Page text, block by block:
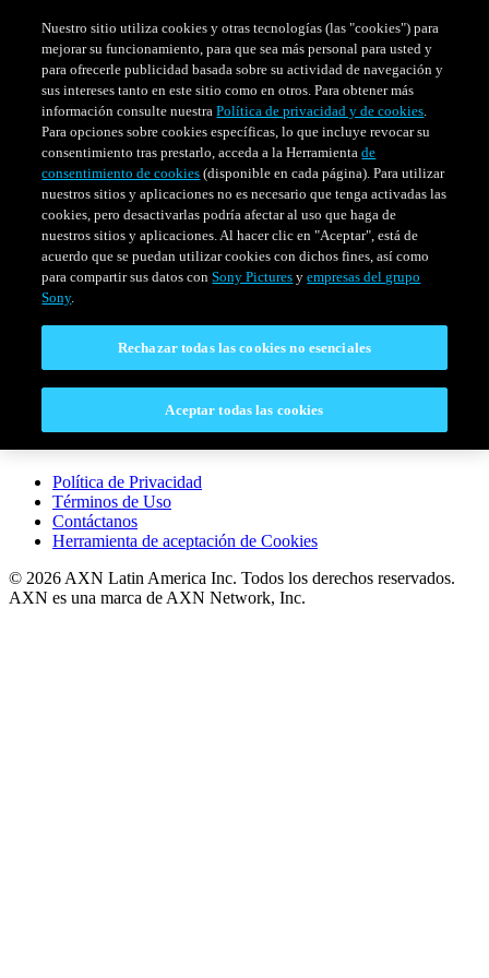
HORARIO EVENTOS ESPECIALES
Venezuela
LEGAL
Política de Privacidad
Términos de Uso
Contáctanos
Herramienta de aceptación de Cookies
© 2026 AXN Latin America Inc. Todos los derechos reservados.
AXN es una marca de AXN Network, Inc.
Nuestro sitio utiliza cookies y otras tecnologías (las "cookies") para
mejorar su funcionamiento, para que sea más personal para usted y
para ofrecerle publicidad basada sobre su actividad de navegación y
sus intereses tanto en este sitio como en otros. Para obtener más
información consulte nuestraPolítica de privacidad y de cookies.
Para opciones sobre cookies específicas, lo que incluye revocar su
consentimiento tras prestarlo, acceda a la Herramientade
consentimiento de cookies (disponible en cada página). Para utilizar
nuestros sitios y aplicaciones no es necesario que tenga activadas las
cookies, pero desactivarlas podría afectar al uso que haga de
nuestros sitios y aplicaciones. Al hacer clic en "Aceptar", está de
acuerdo que se puedan utilizar cookies con dichos fines, así como
para compartir sus datos conSony Pictures yempresas del grupo
Sony.
Rechazar todas las cookies no esenciales
Aceptar todas las cookies